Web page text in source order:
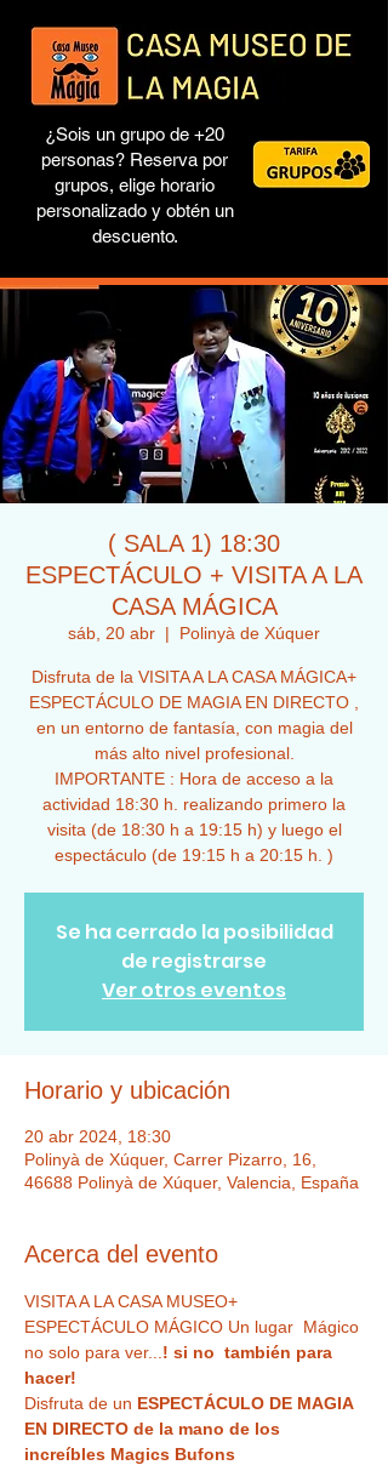
¿Sois un grupo de +20
personas? Reserva por
grupos, elige horario
personalizado y obtén un
descuento.
( SALA 1) 18:30
ESPECTÁCULO + VISITA A LA
CASA MÁGICA
sáb, 20 abr
  |
Polinyà de Xúquer
Disfruta de la VISITA A LA CASA MÁGICA+
ESPECTÁCULO DE MAGIA EN DIRECTO ,
en un entorno de fantasía, con magia del
más alto nivel profesional.
IMPORTANTE : Hora de acceso a la
actividad 18:30 h. realizando primero la
visita (de 18:30 h a 19:15 h) y luego el
espectáculo (de 19:15 h a 20:15 h. )
Se ha cerrado la posibilidad
de registrarse
Ver otros eventos
Horario y ubicación
20 abr 2024, 18:30
Polinyà de Xúquer, Carrer Pizarro, 16,
46688 Polinyà de Xúquer, Valencia, España
Acerca del evento
VISITA A LA CASA MUSEO+
ESPECTÁCULO MÁGICO Un lugar  Mágico
no solo para ver... ! si no  también para
hacer!
Disfruta de un ESPECTÁCULO DE MAGIA
EN DIRECTO de la mano de los
increíbles Magics Bufons